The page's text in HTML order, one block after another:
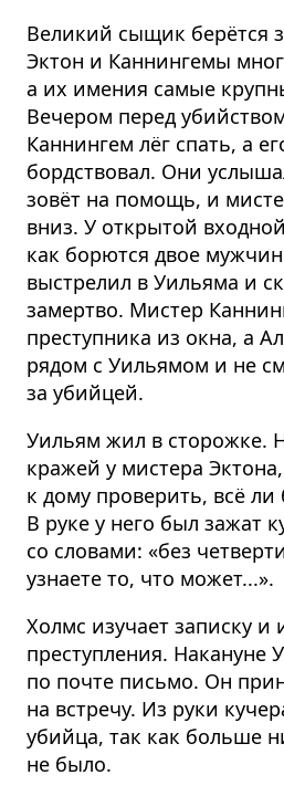
Великий сыщик берётся
Эктон и Каннингемы
а их имения самые
Вечером перед
Каннингем лёг спать, а
бордствовал. Они
зовёт на помощь, и
вниз. У открытой
как борются двое
выстрелил в Уильяма и
замертво. Мистер
преступника из окна, а
рядом с Уильямом и не
за убийцей.
Уильям жил в сторожке.
кражей у мистера
к дому проверить, всё ли
В руке у него был зажат
со словами: «без
узнаете то, что может...».
Холмс изучает записку и
преступления. Накануне
по почте письмо. Он
на встречу. Из руки
убийца, так как больше
не было.